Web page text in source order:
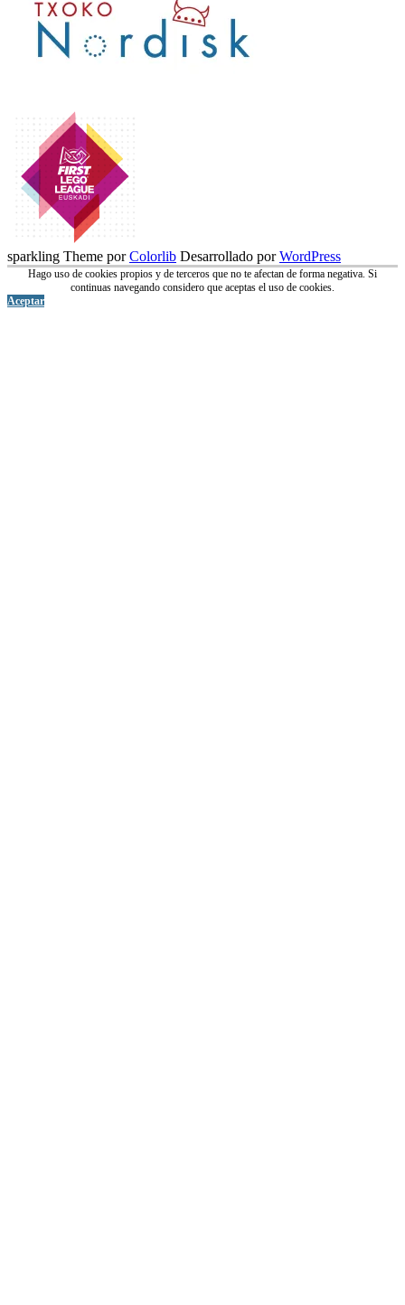
sparkling Theme porColorlib Desarrollado porWordPress
Hago uso de cookies propios y de terceros que no te afectan de forma negativa. Si
continuas navegando considero que aceptas el uso de cookies.
Aceptar